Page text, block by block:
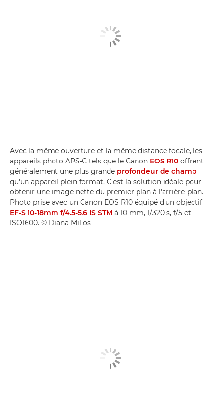
Avec la même ouverture et la même distance focale, les
appareils photo APS-C tels que le Canon EOS R10 offrent
généralement une plus grande profondeur de champ
qu'un appareil plein format. C'est la solution idéale pour
obtenir une image nette du premier plan à l'arrière-plan.
Photo prise avec un Canon EOS R10 équipé d'un objectif
EF-S 10-18mm f/4.5-5.6 IS STM à 10 mm, 1/320 s, f/5 et
ISO1600. © Diana Millos